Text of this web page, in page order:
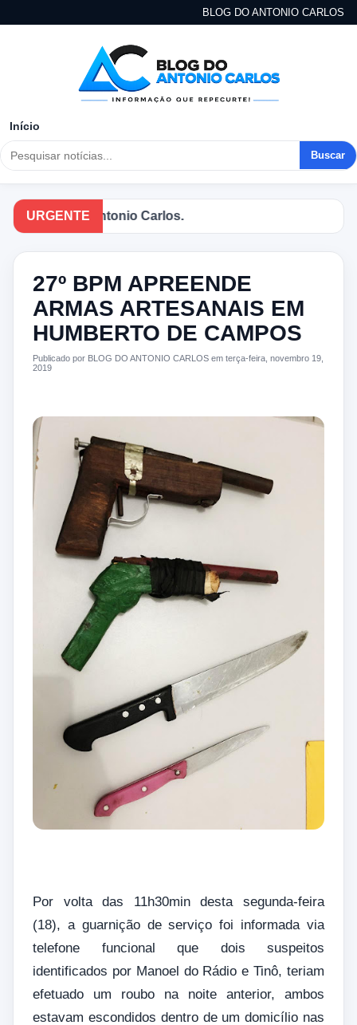
BLOG DO ANTONIO CARLOS
Início
Buscar
URGENTE
Blog do Antonio Carlos.
27º BPM APREENDE
ARMAS ARTESANAIS EM
HUMBERTO DE CAMPOS
Publicado por BLOG DO ANTONIO CARLOS em terça-feira, novembro 19,
2019
Por volta das 11h30min desta segunda-feira
(18), a guarnição de serviço foi informada via
telefone funcional que dois suspeitos
identificados por Manoel do Rádio e Tinô, teriam
efetuado um roubo na noite anterior, ambos
estavam escondidos dentro de um domicílio nas